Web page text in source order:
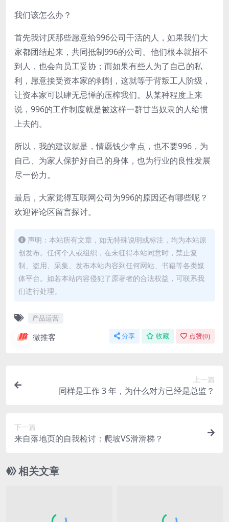
我们该怎么办？
首先我讨厌那些愿意给996公司干活的人，如果我们大
家都团结起来，共同抵制996的公司。他们根本就招不
到人，也会向员工妥协；而如果有些人为了自己的私
利，愿意接受资本家的剥削，这就等于背叛工人阶级，
让资本家可以肆无忌惮的压榨我们。从某种程度上来
说，996的工作制度就是被这样一群甘当奴隶的人给惯
上去的。
所以，我的建议就是，情愿钱少拿点，也不要996，为
自己、为家人保护好自己的身体，也为行业的良性发展
尽一份力。
最后，大家觉得互联网公司为996的原因还有哪些呢？
欢迎评论区留言探讨。
声明：本站所有文章，如无特殊说明或标注，均为本站原
创发布。任何个人或组织，在未征得本站同意时，禁止复
制、盗用、采集、发布本站内容到任何网站、书籍等各类媒
体平台。如若本站内容侵犯了原著者的合法权益，可联系我
们进行处理。
产品运营
微推客 分享 收藏 点赞(0)
上一篇
同样是工作 3 年，为什么对方已经是总监？
下一篇
来自落地页的自我检讨：爬坡VS滑滑梯？
相关文章